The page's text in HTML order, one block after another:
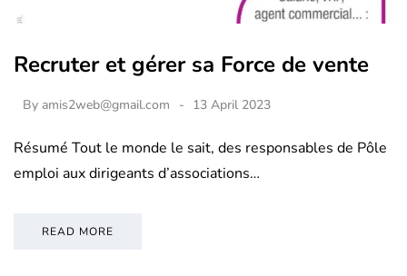
Recruter et gérer sa Force de vente
By amis2web@gmail.com 13 April 2023
Résumé Tout le monde le sait, des responsables de Pôle
emploi aux dirigeants d’associations…
READ MORE